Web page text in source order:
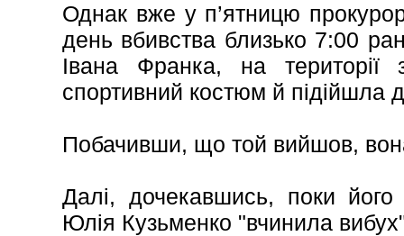
Однак вже у п’ятницю
день вбивства близько 7:00
Івана Франка, на території
спортивний костюм й підійшла
Побачивши, що той вийшов,
Далі, дочекавшись, поки
Юлія Кузьменко "вчинила